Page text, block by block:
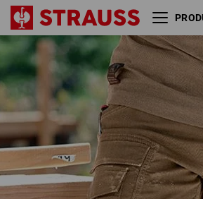
Szorty typu cargo